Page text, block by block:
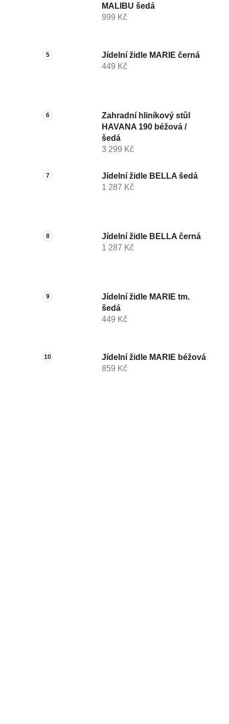
MALIBU šedá
999 Kč
Jídelní židle MARIE černá
449 Kč
Zahradní hliníkový stůl
HAVANA 190 béžová /
šedá
3 299 Kč
Jídelní židle BELLA šedá
1 287 Kč
Jídelní židle BELLA černá
1 287 Kč
Jídelní židle MARIE tm.
šedá
449 Kč
Jídelní židle MARIE béžová
859 Kč